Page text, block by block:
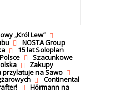
„Król Lew”
NOSTA Group
15 lat Soloplan
Szacunkowe
Zakupy
przylatuje na Sawo
Continental
Hörmann na